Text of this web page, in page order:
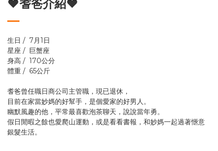
♥耆爸介紹♥
生日 / 7月1日
星座 / 巨蟹座
身高 / 170公分
體重 / 65公斤
耆爸曾任職日商公司主管職，現已退休，
目前在家當妙媽的好幫手，是個愛家的好男人。
幽默風趣的他，平常最喜歡泡茶聊天，說說當年勇。
假日閒暇之餘也愛爬山運動，或是看看書報，和妙媽一起過著愜意
銀髮生活。